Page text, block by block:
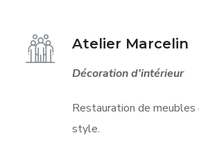
Atelier Marcelin
Décoration d'intérieur
Restauration de meubles
style.